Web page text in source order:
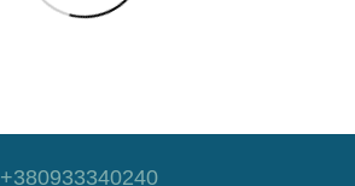
+380933340240